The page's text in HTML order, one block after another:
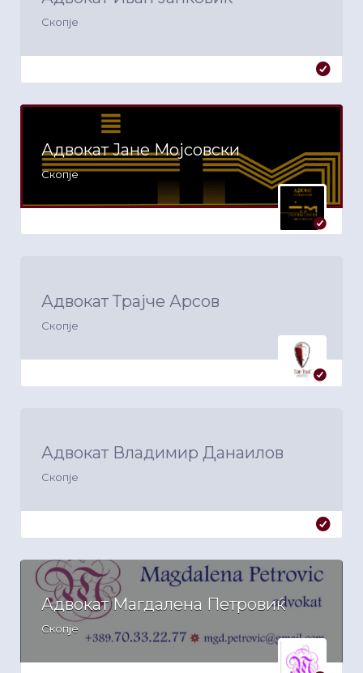
Скопје
Адвокат Јане Мојсовски
Скопје
Адвокат Трајче Арсов
Скопје
Адвокат Владимир Данаилов
Скопје
Адвокат Магдалена Петровиќ
Скопје